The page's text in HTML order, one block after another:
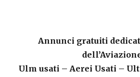
Annunci gratuiti
Ulm usati – Aerei Usati –